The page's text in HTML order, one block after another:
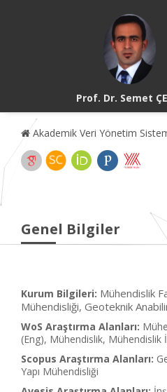
Prof. Dr. Semet
Akademik Veri Yönetim
Genel Bilgiler
Kurum Bilgileri: Mühendislik
Mühendisliği, Geoteknik
WoS Araştırma Alanları:
(Eng), Mühendislik, Mühendislik
Scopus Araştırma Alanları:
Yapı Mühendisliği